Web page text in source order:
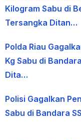
Kilogram Sabu di
Tersangka Ditan…
Polda Riau
Kg Sabu di
Dita…
Polisi Gagalkan
Sabu di Bandara